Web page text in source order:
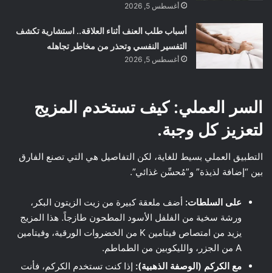
أغسطس 5, 2026
أسباب طلب العنف أثناء العلاقة.. استشارية تكشف
التفسير النفسي وتحذر من مخاطر تجاهله
أغسطس 5, 2026
السر العملي: كيف تستخدم المزيج
لتعزيز كل وجبة.
التطبيق العملي بسيط للغاية، لكن التفاصيل هي التي تصنع الفارق
بين “إضافة لذيذة” و”مُحسِّن غذائي”.
على السلطات: أضف ملعقة كبيرة من زيت الزيتون البكر،
ورشة سخية من الفلفل الأسود المطحون طازجاً. هذا المزيج
يزيد من امتصاص فيتامين K من الخضروات الورقية، وفيتامين
A من الجزر، والليكوبين من الطماطم.
مع الكركم (الوصفة الذهبية): إذا كنت تستخدم الكركم، فأنت